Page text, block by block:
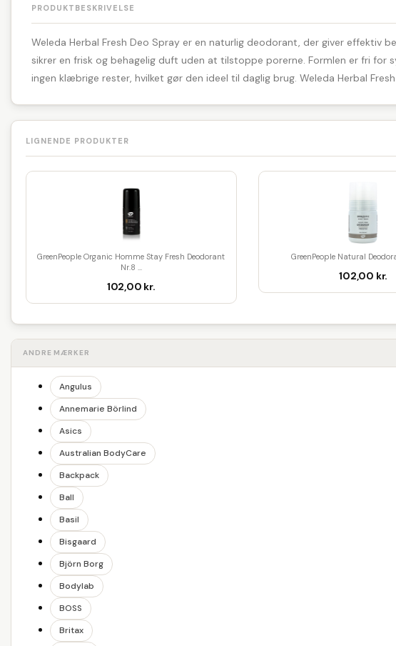
PRODUKTBESKRIVELSE
Weleda Herbal Fresh Deo Spray er en naturlig deodorant, der giver effektiv
sikrer en frisk og behagelig duft uden at tilstoppe porerne. Formlen er fri
ingen klæbrige rester, hvilket gør den ideel til daglig brug. Weleda Herbal
LIGNENDE PRODUKTER
GreenPeople Organic Homme Stay Fresh Deodorant
Nr.8 ...
102,00 kr.
GreenPeople Natural
102,00 kr.
ANDRE MÆRKER
Angulus
Annemarie Börlind
Asics
Australian BodyCare
Backpack
Ball
Basil
Bisgaard
Björn Borg
Bodylab
BOSS
Britax